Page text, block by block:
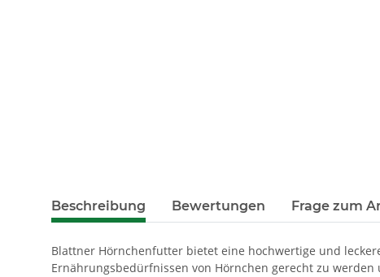
Beschreibung Bewertungen Frage zum
Blattner Hörnchenfutter bietet eine hochwertige und
Ernährungsbedürfnissen von Hörnchen gerecht zu